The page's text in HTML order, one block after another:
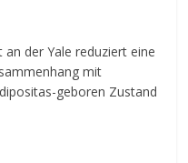
der Yale reduziert eine
mit
geboren Zustand